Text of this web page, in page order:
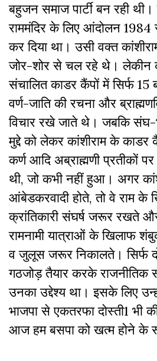
बहुजन समाज पार्टी बन रही
राममंदिर के लिए आंदोलन
कर दिया था। उसी वक्त
जोर-शोर से चल रहे थे। लेकीन
संचालित काडर कैंपों में सिर्फ 15
वर्ण-जाति की रचना और
विचार रखे जाते थे। जबकि संघ-
मुद्दे को लेकर कांशीराम के
कर्ण आदि अब्राह्मणी प्रतीकों पर
थी, जो कभी नहीं हुआ। अगर
आंबेडकरवादी होते, तो वे राम
क्रांतिकारी संघर्ष जरूर रखते
रामनामी यात्राओं के खिलाफ
व जुलूस जरूर निकालते। सिर्फ
गठजोड़ तैयार करके राजनीतिक
उनका उद्देश्य था। इसके लिए
भाजपा से एकतरफा दोस्ती1 भी
आज हम बसपा को खत्म होने